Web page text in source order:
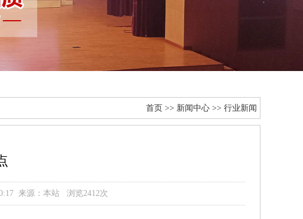
首页 >> 新闻中心 >> 行业新闻
来源：本站 浏览2412次